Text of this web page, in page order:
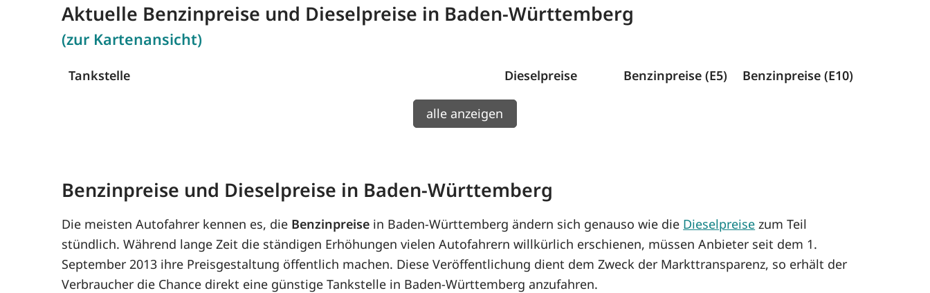
Aktuelle Benzinpreise und Dieselpreise in Baden-Württemberg
(zur Kartenansicht)
Tankstelle Dieselpreise Benzinpreise (E5) Benzinpreise (E10)
alle anzeigen
Benzinpreise und Dieselpreise in Baden-Württemberg
Die meisten Autofahrer kennen es, die Benzinpreise in Baden-Württemberg ändern sich genauso wie die Dieselpreise zum Teil
stündlich. Während lange Zeit die ständigen Erhöhungen vielen Autofahrern willkürlich erschienen, müssen Anbieter seit dem 1.
September 2013 ihre Preisgestaltung öffentlich machen. Diese Veröffentlichung dient dem Zweck der Markttransparenz, so erhält der
Verbraucher die Chance direkt eine günstige Tankstelle in Baden-Württemberg anzufahren.